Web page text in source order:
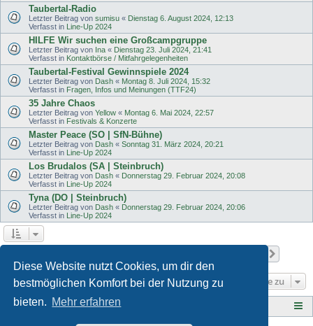
Diese Website nutzt Cookies, um dir den
bestmöglichen Komfort bei der Nutzung zu
bieten. Mehr erfahren
Taubertal-Radio
Letzter Beitrag von sumisu « Dienstag 6. August 2024, 12:13
Verfasst in Line-Up 2024
HILFE Wir suchen eine Großcampgruppe
Letzter Beitrag von Ina « Dienstag 23. Juli 2024, 21:41
Verfasst in Kontaktbörse / Mitfahrgelegenheiten
Taubertal-Festival Gewinnspiele 2024
Letzter Beitrag von Dash « Montag 8. Juli 2024, 15:32
Verfasst in Fragen, Infos und Meinungen (TTF24)
35 Jahre Chaos
Letzter Beitrag von Yellow « Montag 6. Mai 2024, 22:57
Verfasst in Festivals & Konzerte
Master Peace (SO | SfN-Bühne)
Letzter Beitrag von Dash « Sonntag 31. März 2024, 20:21
Verfasst in Line-Up 2024
Los Brudalos (SA | Steinbruch)
Letzter Beitrag von Dash « Donnerstag 29. Februar 2024, 20:08
Verfasst in Line-Up 2024
Tyna (DO | Steinbruch)
Letzter Beitrag von Dash « Donnerstag 29. Februar 2024, 20:06
Verfasst in Line-Up 2024
Gehe zu
Tauberplanscher-Forum.de